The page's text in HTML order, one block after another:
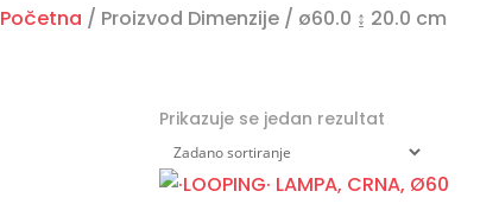
Početna / Proizvod Dimenzije / ø60.0 ↨ 20.0 cm
Prikazuje se jedan rezultat